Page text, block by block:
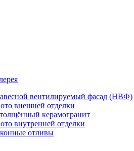
вентилируемый фасад (НВФ)
внешней отделки
керамогранит
внутренней отделки
отливы